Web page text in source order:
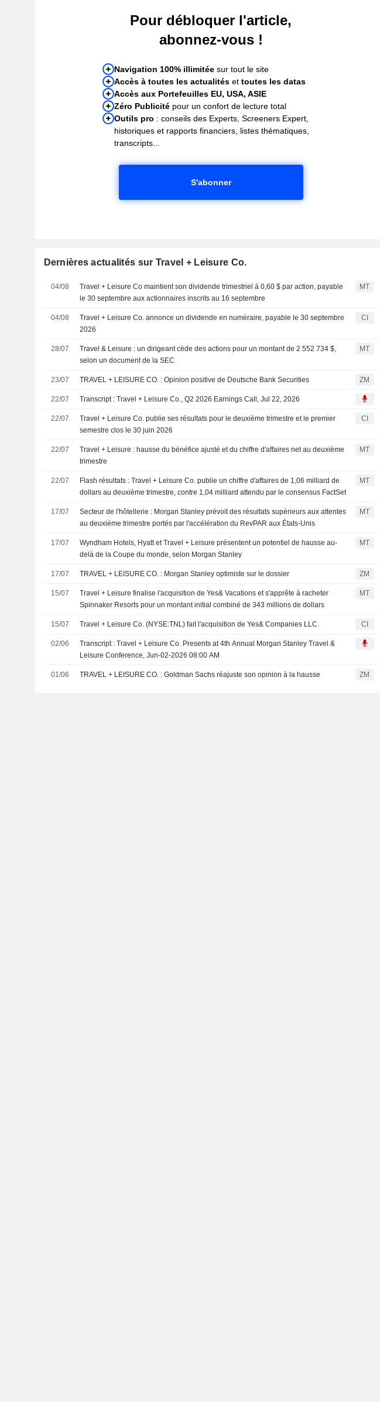
Pour débloquer l'article,
abonnez-vous !
Navigation 100% illimitée sur tout le site
Accès à toutes les actualités ettoutes les datas
Accès aux Portefeuilles EU, USA, ASIE
Zéro Publicité pour un confort de lecture total
Outils pro : conseils des Experts, Screeners Expert,
historiques et rapports financiers, listes thématiques,
transcripts...
S'abonner
Dernières actualités sur Travel + Leisure Co.
04/08
Travel + Leisure Co maintient son dividende trimestriel à 0,60 $ par action, payable
le 30 septembre aux actionnaires inscrits au 16 septembre
MT
04/08
Travel + Leisure Co. annonce un dividende en numéraire, payable le 30 septembre
2026
CI
28/07
Travel & Leisure : un dirigeant cède des actions pour un montant de 2 552 734 $,
selon un document de la SEC
MT
23/07 TRAVEL + LEISURE CO. : Opinion positive de Deutsche Bank Securities ZM
22/07 Transcript : Travel + Leisure Co., Q2 2026 Earnings Call, Jul 22, 2026
22/07
Travel + Leisure Co. publie ses résultats pour le deuxième trimestre et le premier
semestre clos le 30 juin 2026
CI
22/07
Travel + Leisure : hausse du bénéfice ajusté et du chiffre d'affaires net au deuxième
trimestre
MT
22/07
Flash résultats : Travel + Leisure Co. publie un chiffre d'affaires de 1,06 milliard de
dollars au deuxième trimestre, contre 1,04 milliard attendu par le consensus FactSet
MT
17/07
Secteur de l'hôtellerie : Morgan Stanley prévoit des résultats supérieurs aux attentes
au deuxième trimestre portés par l'accélération du RevPAR aux États-Unis
MT
17/07
Wyndham Hotels, Hyatt et Travel + Leisure présentent un potentiel de hausse au-
delà de la Coupe du monde, selon Morgan Stanley
MT
17/07 TRAVEL + LEISURE CO. : Morgan Stanley optimiste sur le dossier ZM
15/07
Travel + Leisure finalise l'acquisition de Yes& Vacations et s'apprête à racheter
Spinnaker Resorts pour un montant initial combiné de 343 millions de dollars
MT
15/07 Travel + Leisure Co. (NYSE:TNL) fait l'acquisition de Yes& Companies LLC. CI
02/06
Transcript : Travel + Leisure Co. Presents at 4th Annual Morgan Stanley Travel &
Leisure Conference, Jun-02-2026 08:00 AM
01/06 TRAVEL + LEISURE CO. : Goldman Sachs réajuste son opinion à la hausse ZM